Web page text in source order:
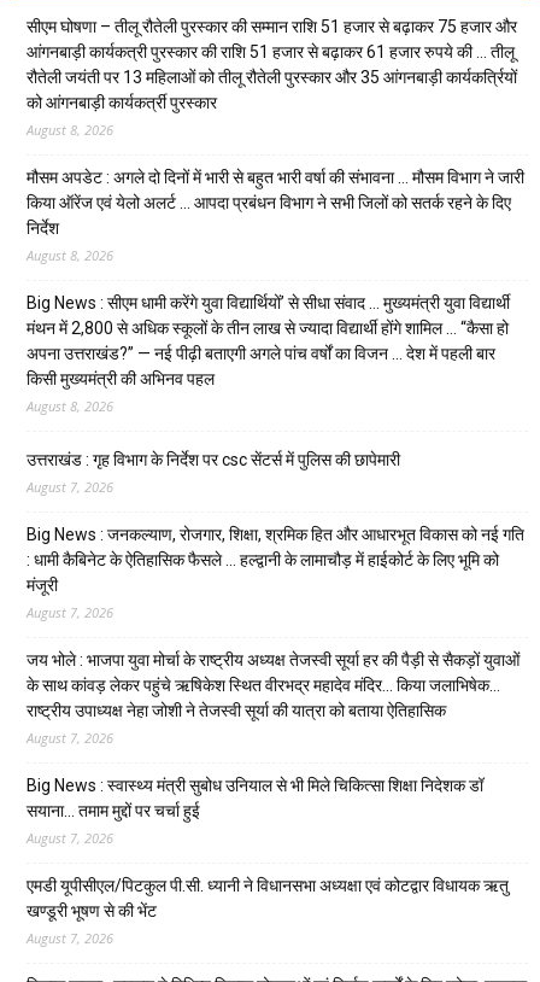
सीएम घोषणा – तीलू रौतेली पुरस्कार की सम्मान राशि 51 हजार से बढ़ाकर 75 हजार और
आंगनबाड़ी कार्यकत्री पुरस्कार की राशि 51 हजार से बढ़ाकर 61 हजार रुपये की … तीलू
रौतेली जयंती पर 13 महिलाओं को तीलू रौतेली पुरस्कार और 35 आंगनबाड़ी कार्यकर्त्रियों
को आंगनबाड़ी कार्यकर्त्री पुरस्कार
August 8, 2026
मौसम अपडेट : अगले दो दिनों में भारी से बहुत भारी वर्षा की संभावना … मौसम विभाग ने जारी
किया ऑरेंज एवं येलो अलर्ट … आपदा प्रबंधन विभाग ने सभी जिलों को सतर्क रहने के दिए
निर्देश
August 8, 2026
Big News : सीएम धामी करेंगे युवा विद्यार्थियों’ से सीधा संवाद … मुख्यमंत्री युवा विद्यार्थी
मंथन में 2,800 से अधिक स्कूलों के तीन लाख से ज्यादा विद्यार्थी होंगे शामिल … “कैसा हो
अपना उत्तराखंड?” — नई पीढ़ी बताएगी अगले पांच वर्षों का विजन … देश में पहली बार
किसी मुख्यमंत्री की अभिनव पहल
August 8, 2026
उत्तराखंड : गृह विभाग के निर्देश पर csc सेंटर्स में पुलिस की छापेमारी
August 7, 2026
Big News : जनकल्याण, रोजगार, शिक्षा, श्रमिक हित और आधारभूत विकास को नई गति
: धामी कैबिनेट के ऐतिहासिक फैसले … हल्द्वानी के लामाचौड़ में हाईकोर्ट के लिए भूमि को
मंजूरी
August 7, 2026
जय भोले : भाजपा युवा मोर्चा के राष्ट्रीय अध्यक्ष तेजस्वी सूर्या हर की पैड़ी से सैकड़ों युवाओं
के साथ कांवड़ लेकर पहुंचे ऋषिकेश स्थित वीरभद्र महादेव मंदिर… किया जलाभिषेक…
राष्ट्रीय उपाध्यक्ष नेहा जोशी ने तेजस्वी सूर्या की यात्रा को बताया ऐतिहासिक
August 7, 2026
Big News : स्वास्थ्य मंत्री सुबोध उनियाल से भी मिले चिकित्सा शिक्षा निदेशक डॉ
सयाना… तमाम मुद्दों पर चर्चा हुई
August 7, 2026
एमडी यूपीसीएल/पिटकुल पी.सी. ध्यानी ने विधानसभा अध्यक्षा एवं कोटद्वार विधायक ऋतु
खण्डूरी भूषण से की भेंट
August 7, 2026